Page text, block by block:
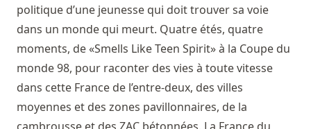
politique d’une jeunesse qui doit trouver sa voie
dans un monde qui meurt. Quatre étés, quatre
moments, de «Smells Like Teen Spirit» à la Coupe du
monde 98, pour raconter des vies à toute vitesse
dans cette France de l’entre-deux, des villes
moyennes et des zones pavillonnaires, de la